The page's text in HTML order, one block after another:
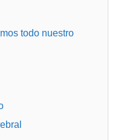
todo nuestro